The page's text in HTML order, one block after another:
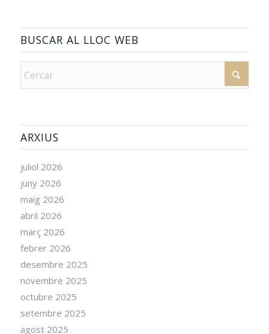
BUSCAR AL LLOC WEB
ARXIUS
juliol 2026
juny 2026
maig 2026
abril 2026
març 2026
febrer 2026
desembre 2025
novembre 2025
octubre 2025
setembre 2025
agost 2025